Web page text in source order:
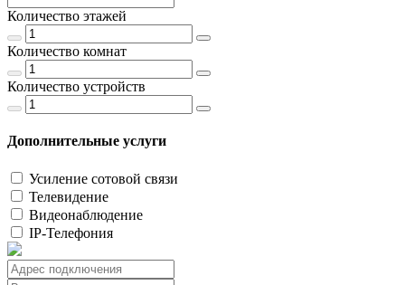
Количество этажей
Количество комнат
Количество устройств
Дополнительные услуги
Усиление сотовой связи
Телевидение
Видеонаблюдение
IP-Телефония